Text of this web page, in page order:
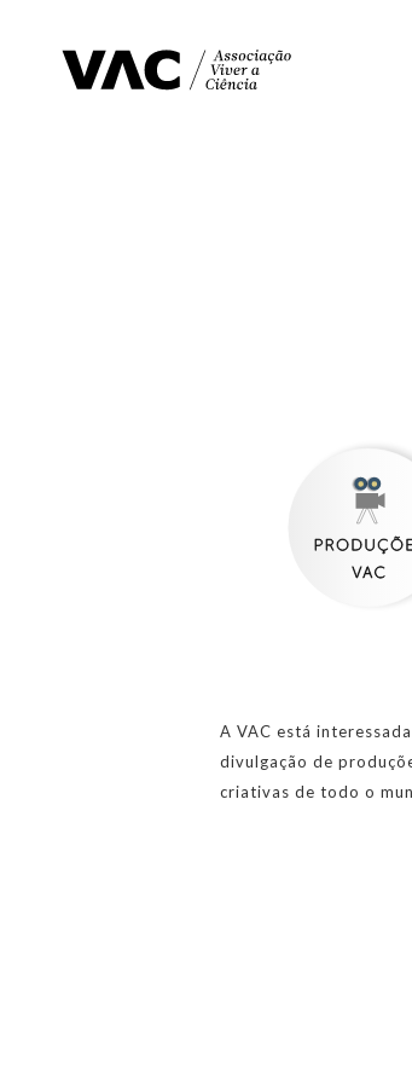
A VAC está
divulgação de
criativas de todo o